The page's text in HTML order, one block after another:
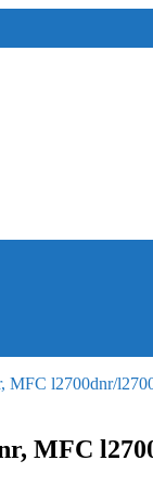
MFC l2700dnr/
MFC